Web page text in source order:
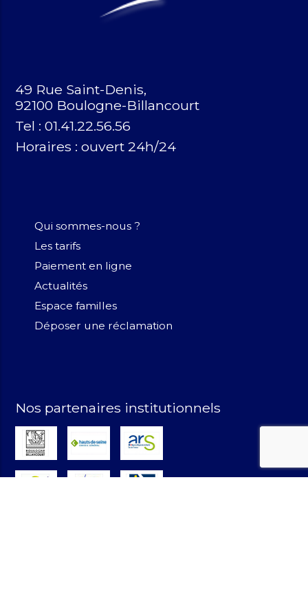
49 Rue Saint-Denis,
92100 Boulogne-Billancourt
Tel : 01.41.22.56.56
Horaires : ouvert 24h/24
Qui sommes-nous ?
Les tarifs
Paiement en ligne
Actualités
Espace familles
Déposer une réclamation
Nos partenaires institutionnels